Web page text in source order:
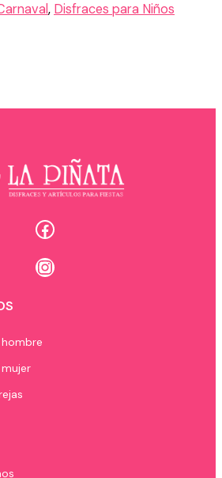
, Disfraces para Niños
Facebook
Instagram